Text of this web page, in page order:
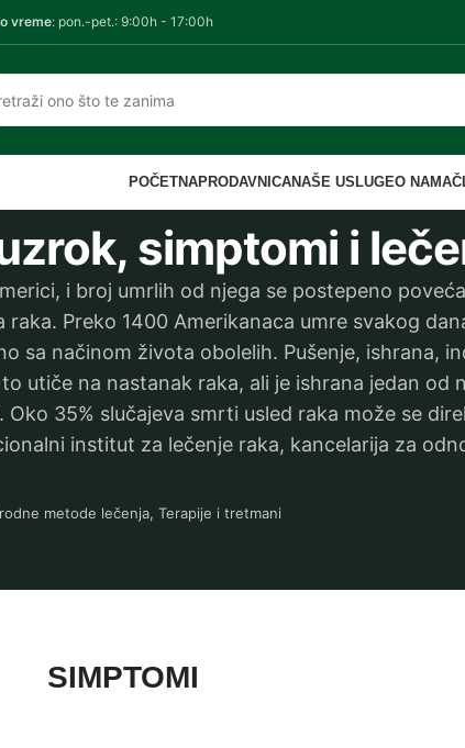
vreme: pon.-pet.: 9:00h - 17:00h
POČETNAPRODAVNICANAŠE USLUGEO NAMA
simptomi i
i broj umrlih od njega se postepeno
Preko 1400 Amerikanaca umre svakog
sa načinom života obolelih. Pušenje, ishrana,
utiče na nastanak raka, ali je ishrana jedan od
35% slučajeva smrti usled raka može se
institut za lečenje raka, kancelarija za
metode lečenja, Terapije i tretmani
SIMPTOMI